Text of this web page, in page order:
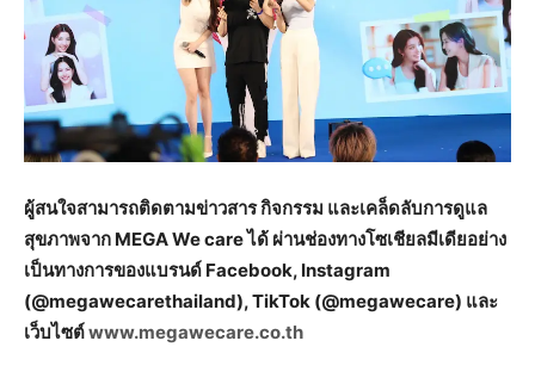
ผู้สนใจสามารถติดตามข่าวสาร กิจกรรม และเคล็ดลับการดูแล
สุขภาพจาก MEGA We care ได้ ผ่านช่องทางโซเชียลมีเดียอย่าง
เป็นทางการของแบรนด์ Facebook, Instagram
(@megawecarethailand), TikTok (@megawecare) และ
เว็บไซต์www.megawecare.co.th